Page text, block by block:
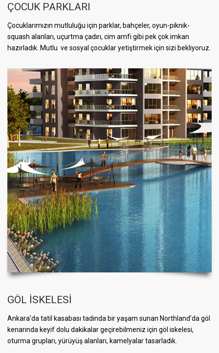
ÇOCUK PARKLARI
Çocuklarımızın mutluluğu için parklar, bahçeler, oyun-piknik-
squash alanları, uçurtma çadırı, cim amfi gibi pek çok imkan
hazırladık. Mutlu ve sosyal çocuklar yetiştirmek için sizi bekliyoruz.
GÖL İSKELESİ
Ankara’da tatil kasabası tadında bir yaşam sunan Northland’da göl
kenarında keyif dolu dakikalar geçirebilmeniz için göl iskelesi,
oturma grupları, yürüyüş alanları, kamelyalar tasarladık.